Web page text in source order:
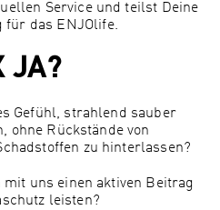
Service und teilst Deine
für das ENJOlife.
JA?
Gefühl, strahlend sauber
ohne Rückstände von
zu hinterlassen?
uns einen aktiven Beitrag
leisten?